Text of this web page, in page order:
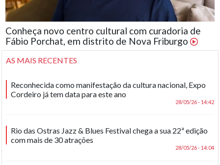
Conheça novo centro cultural com curadoria de
Fábio Porchat, em distrito de Nova Friburgo
AS MAIS RECENTES
Reconhecida como manifestação da cultura nacional, Expo
Cordeiro já tem data para este ano
28/05/26 - 14:42
Rio das Ostras Jazz & Blues Festival chega a sua 22ª edição
com mais de 30 atrações
28/05/26 - 14:04